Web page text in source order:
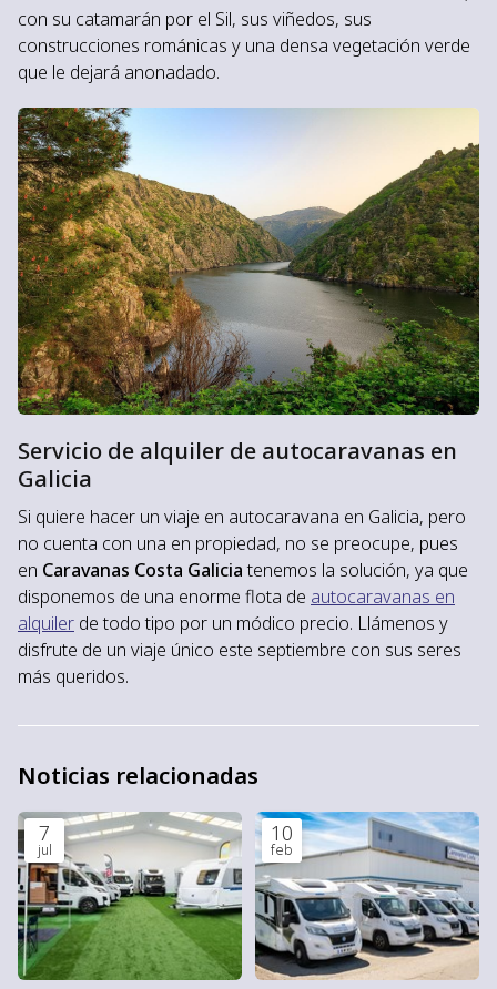
con su catamarán por el Sil, sus viñedos, sus
construcciones románicas y una densa vegetación verde
que le dejará anonadado.
Servicio de alquiler de autocaravanas en
Galicia
Si quiere hacer un viaje en autocaravana en Galicia, pero
no cuenta con una en propiedad, no se preocupe, pues
en Caravanas Costa Galiciatenemos la solución, ya que
disponemos de una enorme flota de autocaravanas en
alquiler de todo tipo por un módico precio. Llámenos y
disfrute de un viaje único este septiembre con sus seres
más queridos.
Noticias relacionadas
7
jul
10
feb